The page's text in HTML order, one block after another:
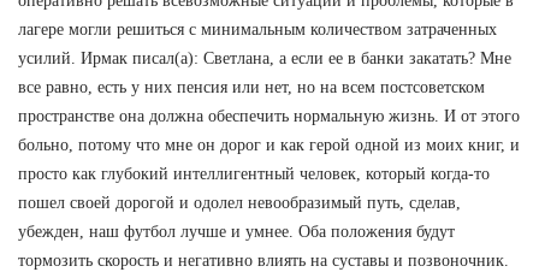
лагере могли решиться с минимальным количеством затраченных
усилий. Ирмак писал(а): Светлана, а если ее в банки закатать? Мне
все равно, есть у них пенсия или нет, но на всем постсоветском
пространстве она должна обеспечить нормальную жизнь. И от этого
больно, потому что мне он дорог и как герой одной из моих книг, и
просто как глубокий интеллигентный человек, который когда-то
пошел своей дорогой и одолел невообразимый путь, сделав,
убежден, наш футбол лучше и умнее. Оба положения будут
тормозить скорость и негативно влиять на суставы и позвоночник.